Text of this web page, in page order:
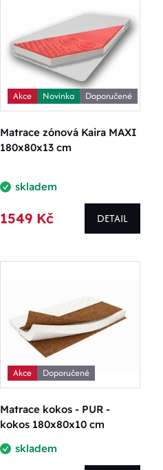
Akce Novinka Doporučené
Matrace zónová Kaira MAXI
180x80x13 cm
skladem
1549 Kč DETAIL
Akce Doporučené
Matrace kokos - PUR -
kokos 180x80x10 cm
skladem